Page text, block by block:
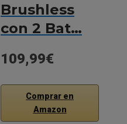
Brushless
con 2 Bat…
109,99€
Comprar en
Amazon